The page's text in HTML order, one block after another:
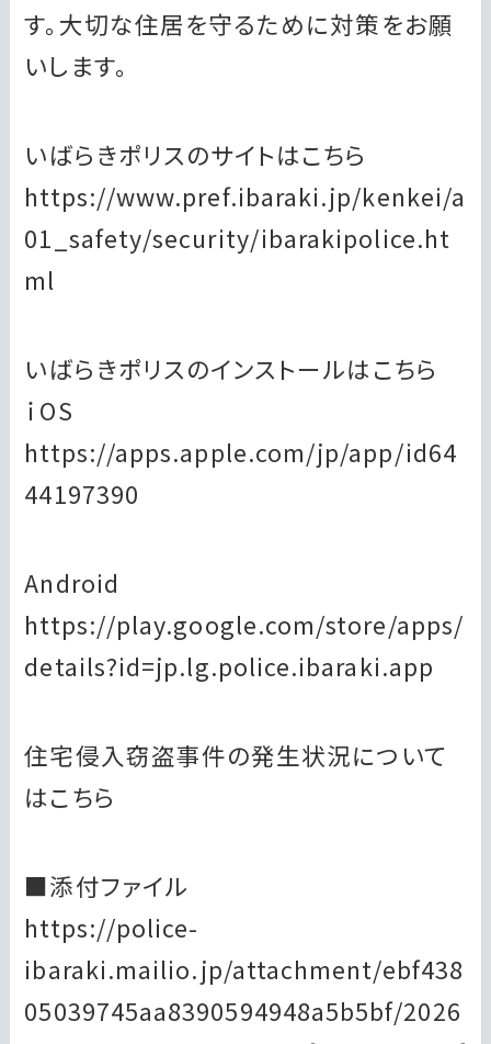
す。大切な住居を守るために対策をお願
いします。
いばらきポリスのサイトはこちら
https://www.pref.ibaraki.jp/kenkei/a
01_safety/security/ibarakipolice.ht
ml
いばらきポリスのインストールはこちら
ｉOS
https://apps.apple.com/jp/app/id64
44197390
Android
https://play.google.com/store/apps/
details?id=jp.lg.police.ibaraki.app
住宅侵入窃盗事件の発生状況について
はこちら
■添付ファイル
https://police-
ibaraki.mailio.jp/attachment/ebf438
05039745aa8390594948a5b5bf/2026